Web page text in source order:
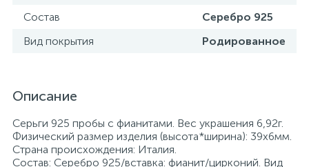
Состав
Серебро 925
Вид покрытия
Родированное
Описание
Серьги 925 пробы с фианитами. Вес украшения 6,92г.
Физический размер изделия (высота*ширина): 39х6мм.
Страна происхождения: Италия.
Состав: Серебро 925/вставка: фианит/цирконий. Вид